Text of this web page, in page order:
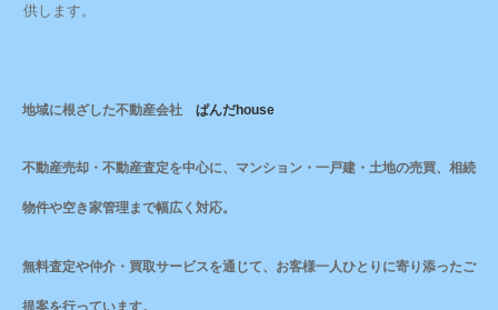
供します。
地域に根ざした不動産会社 ぱんだhouse
不動産売却・不動産査定を中心に、マンション・一戸建・土地の売買、相続
物件や空き家管理まで幅広く対応。
無料査定や仲介・買取サービスを通じて、お客様一人ひとりに寄り添ったご
提案を行っています。